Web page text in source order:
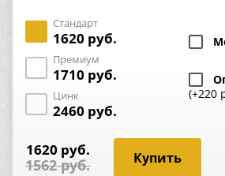
Стандарт
1620 руб.
Премиум
1710 руб.
Цинк
2460 руб.
(+220
1620 руб.
1562 руб.